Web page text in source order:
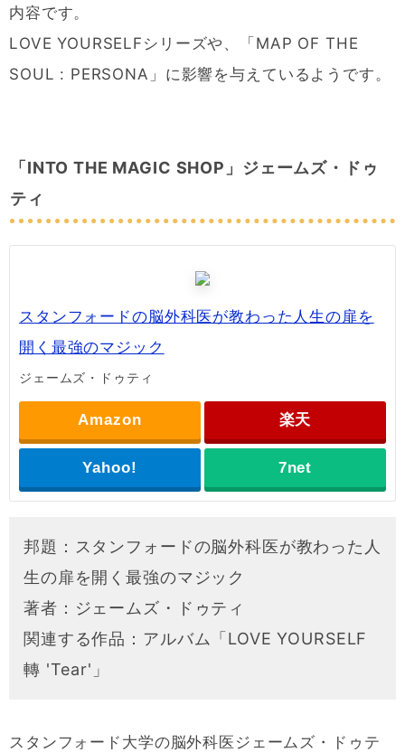
内容です。
LOVE YOURSELFシリーズや、「MAP OF THE
SOUL : PERSONA」に影響を与えているようです。
「INTO THE MAGIC SHOP」ジェームズ・ドゥ
ティ
スタンフォードの脳外科医が教わった人生の扉を
開く最強のマジック
ジェームズ・ドゥティ
Amazon 楽天
Yahoo! 7net
邦題：スタンフォードの脳外科医が教わった人
生の扉を開く最強のマジック
著者：ジェームズ・ドゥティ
関連する作品：アルバム「LOVE YOURSELF
轉 'Tear'」
スタンフォード大学の脳外科医ジェームズ・ドゥテ